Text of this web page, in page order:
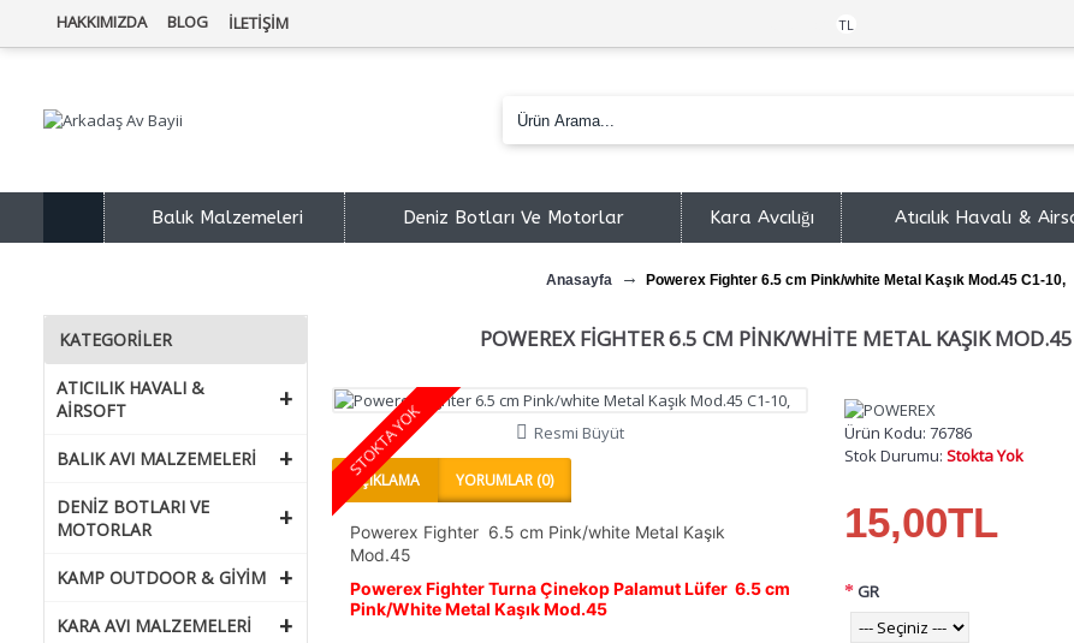
HAKKIMIZDA BLOG İLETIŞIM TL
Balık Malzemeleri Deniz Botları Ve Motorlar Kara Avcılığı Atıcılık Havalı &
Anasayfa Powerex Fighter 6.5 cm Pink/white Metal Kaşık Mod.45 C1-10,
KATEGORİLER
ATICILIK HAVALI &
AIRSOFT
+
BALIK AVI MALZEMELERI +
DENIZ BOTLARI VE
MOTORLAR
+
KAMP OUTDOOR & GIYIM +
KARA AVI MALZEMELERI +
POWEREX FIGHTER 6.5 CM PINK/WHITE METAL KAŞIK
STOKTA YOK Resmi Büyüt
AÇIKLAMA YORUMLAR (0)
Powerex Fighter 6.5 cm Pink/white Metal Kaşık
Mod.45
Powerex Fighter Turna Çinekop Palamut Lüfer 6.5 cm
Pink/White Metal Kaşık Mod.45
Ürün Kodu: 76786
Stok Durumu: Stokta Yok
15,00TL
GR